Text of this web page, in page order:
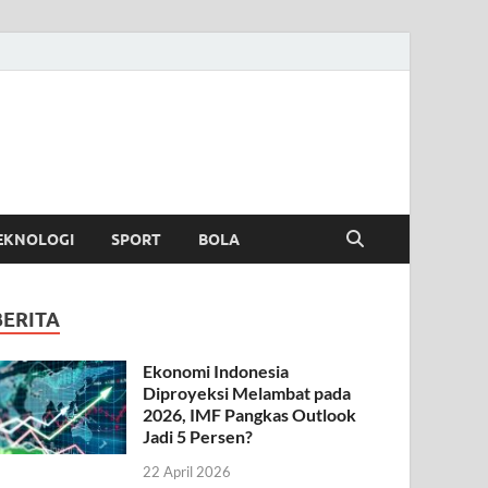
SPORT BOLA
Ekonomi Indonesia
Diproyeksi Melambat pada
2026, IMF Pangkas Outlook
Jadi 5 Persen?
22 April 2026